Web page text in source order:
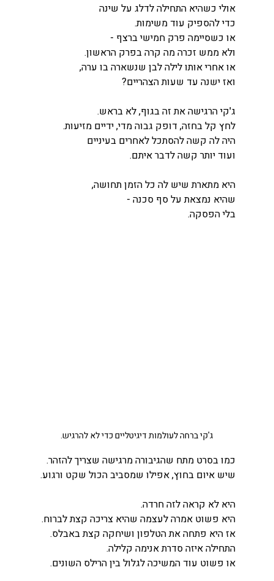
אולי כשהיא התחילה לדלג על שינה
כדי להספיק עוד משימות.
או כשסיימה פרק חמישי ברצף -
ולא ממש זכרה מה קרה בפרק הראשון.
או אחרי אותו לילה לבן שנשארה בו ערה,
ואז ישנה עד שעות הצהריים?
ג'קי הרגישה את זה בגוף, לא בראש.
לחץ קל בחזה, דופק גבוה מדי, ידיים מזיעות.
היה לה קשה להסתכל לאחרים בעיניים
ועוד יותר קשה לדבר איתם.
היא מתארת שיש לה כל הזמן תחושה,
שהיא נמצאת על סף סכנה -
בלי הפסקה.
ג'קי ברחה לעולמות דיגיטליים כדי לא להרגיש.
כמו בסרט מתח שהגיבורה מרגישה שצריך להזהר.
שיש איום בחוץ, אפילו שמסביב הכול שקט ורגוע.
היא לא קראה לזה חרדה.
היא פשוט אמרה לעצמה שהיא צריכה קצת לברוח.
אז היא פתחה את הטלפון ושיחקה קצת באבלס.
התחילה איזה סדרת אנימה קלילה.
או פשוט עוד המשיכה לגלול בין הרילס השונים.